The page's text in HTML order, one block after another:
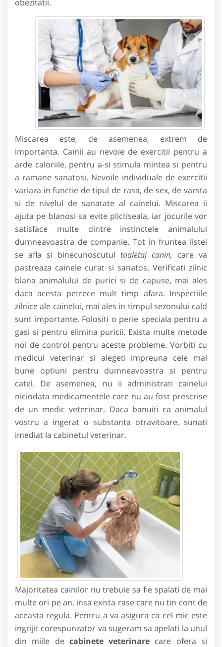
obezitatii.
Miscarea este, de asemenea, extrem de
importanta. Cainii au nevoie de exercitii pentru a
arde caloriile, pentru a-si stimula mintea si pentru
a ramane sanatosi. Nevoile individuale de exercitii
variaza in functie de tipul de rasa, de sex, de varsta
si de nivelul de sanatate al cainelui. Miscarea ii
ajuta pe blanosi sa evite plictiseala, iar jocurile vor
satisface multe dintre instinctele animalului
dumneavoastra de companie. Tot in fruntea listei
se afla si binecunoscutul toaletaj canin, care va
pastreaza cainele curat si sanatos. Verificati zilnic
blana animalului de purici si de capuse, mai ales
daca acesta petrece mult timp afara. Inspectiile
zilnice ale cainelui, mai ales in timpul sezonului cald
sunt importante. Folositi o perie speciala pentru a
gasi si pentru elimina puricii. Exista multe metode
noi de control pentru aceste probleme. Vorbiti cu
medicul veterinar si alegeti impreuna cele mai
bune optiuni pentru dumneavoastra si pentru
catel. De asemenea, nu ii administrati cainelui
niciodata medicamentele care nu au fost prescrise
de un medic veterinar. Daca banuiti ca animalul
vostru a ingerat o substanta otravitoare, sunati
imediat la cabinetul veterinar.
Majoritatea cainilor nu trebuie sa fie spalati de mai
multe ori pe an, insa exista rase care nu tin cont de
aceasta regula. Pentru a va asigura ca cel mic este
ingrijit corespunzator va sugeram sa apelati la unul
din miile de cabinete veterinare care ofera si